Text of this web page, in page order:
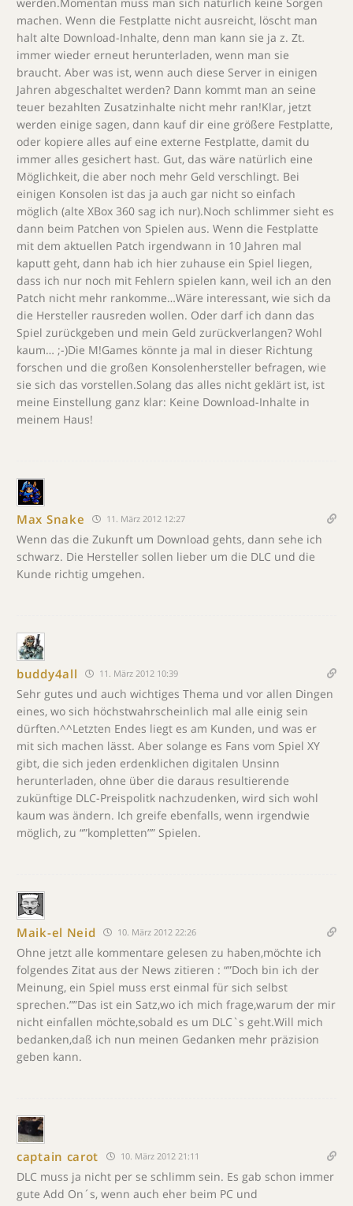
machen. Wenn die Festplatte nicht ausreicht, löscht man
halt alte Download-Inhalte, denn man kann sie ja z. Zt.
immer wieder erneut herunterladen, wenn man sie
braucht. Aber was ist, wenn auch diese Server in einigen
Jahren abgeschaltet werden? Dann kommt man an seine
teuer bezahlten Zusatzinhalte nicht mehr ran!Klar, jetzt
werden einige sagen, dann kauf dir eine größere Festplatte,
oder kopiere alles auf eine externe Festplatte, damit du
immer alles gesichert hast. Gut, das wäre natürlich eine
Möglichkeit, die aber noch mehr Geld verschlingt. Bei
einigen Konsolen ist das ja auch gar nicht so einfach
möglich (alte XBox 360 sag ich nur).Noch schlimmer sieht es
dann beim Patchen von Spielen aus. Wenn die Festplatte
mit dem aktuellen Patch irgendwann in 10 Jahren mal
kaputt geht, dann hab ich hier zuhause ein Spiel liegen,
dass ich nur noch mit Fehlern spielen kann, weil ich an den
Patch nicht mehr rankomme…Wäre interessant, wie sich da
die Hersteller rausreden wollen. Oder darf ich dann das
Spiel zurückgeben und mein Geld zurückverlangen? Wohl
kaum… ;-)Die M!Games könnte ja mal in dieser Richtung
forschen und die großen Konsolenhersteller befragen, wie
sie sich das vorstellen.Solang das alles nicht geklärt ist, ist
meine Einstellung ganz klar: Keine Download-Inhalte in
meinem Haus!
Max Snake 11. März 2012 12:27
Wenn das die Zukunft um Download gehts, dann sehe ich
schwarz. Die Hersteller sollen lieber um die DLC und die
Kunde richtig umgehen.
buddy4all 11. März 2012 10:39
Sehr gutes und auch wichtiges Thema und vor allen Dingen
eines, wo sich höchstwahrscheinlich mal alle einig sein
dürften.^^Letzten Endes liegt es am Kunden, und was er
mit sich machen lässt. Aber solange es Fans vom Spiel XY
gibt, die sich jeden erdenklichen digitalen Unsinn
herunterladen, ohne über die daraus resultierende
zukünftige DLC-Preispolitk nachzudenken, wird sich wohl
kaum was ändern. Ich greife ebenfalls, wenn irgendwie
möglich, zu “”kompletten”” Spielen.
Maik-el Neid 10. März 2012 22:26
Ohne jetzt alle kommentare gelesen zu haben,möchte ich
folgendes Zitat aus der News zitieren : “”Doch bin ich der
Meinung, ein Spiel muss erst einmal für sich selbst
sprechen.””Das ist ein Satz,wo ich mich frage,warum der mir
nicht einfallen möchte,sobald es um DLC`s geht.Will mich
bedanken,daß ich nun meinen Gedanken mehr präzision
geben kann.
captain carot 10. März 2012 21:11
DLC muss ja nicht per se schlimm sein. Es gab schon immer
gute Add On´s, wenn auch eher beim PC und